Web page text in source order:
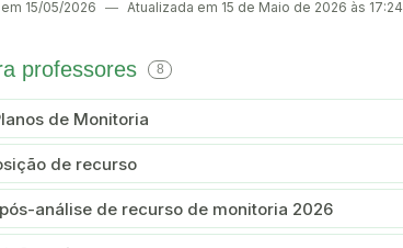
15/05/2026 ― Atualizada em 15 de Maio de 2026 às 17:24
professores 8
de Monitoria
de recurso
análise de recurso de monitoria 2026